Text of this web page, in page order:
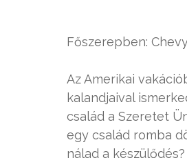
Főszerepben:
Az Amerikai
kalandjaival
család a Szeretet
egy család romba
nálad a készülődés?